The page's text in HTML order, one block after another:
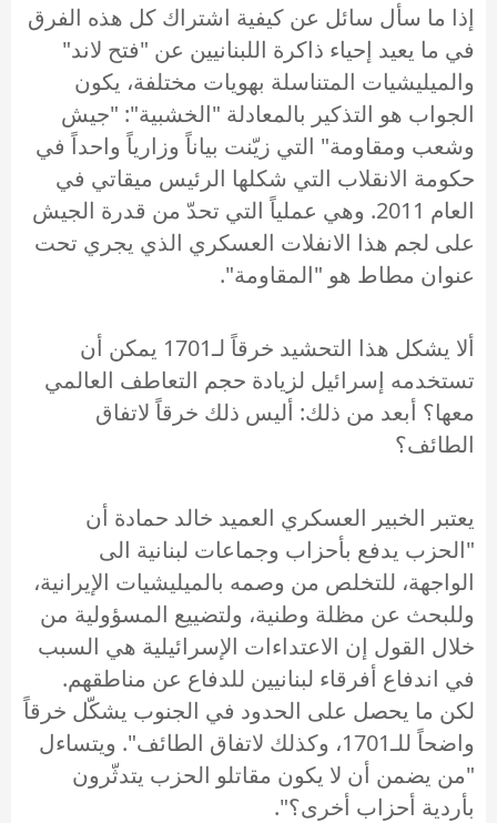
إذا ما سأل سائل عن كيفية اشتراك كل هذه الفرق
في ما يعيد إحياء ذاكرة اللبنانيين عن "فتح لاند"
والميليشيات المتناسلة بهويات مختلفة، يكون
الجواب هو التذكير بالمعادلة "الخشبية": "جيش
وشعب ومقاومة" التي زيّنت بياناً وزارياً واحداً في
حكومة الانقلاب التي شكلها الرئيس ميقاتي في
العام 2011. وهي عملياً التي تحدّ من قدرة الجيش
على لجم هذا الانفلات العسكري الذي يجري تحت
عنوان مطاط هو "المقاومة".
ألا يشكل هذا التحشيد خرقاً لـ1701 يمكن أن
تستخدمه إسرائيل لزيادة حجم التعاطف العالمي
معها؟ أبعد من ذلك: أليس ذلك خرقاً لاتفاق
الطائف؟
يعتبر الخبير العسكري العميد خالد حمادة أن
"الحزب يدفع بأحزاب وجماعات لبنانية الى
الواجهة، للتخلص من وصمه بالميليشيات الإيرانية،
وللبحث عن مظلة وطنية، ولتضييع المسؤولية من
خلال القول إن الاعتداءات الإسرائيلية هي السبب
في اندفاع أفرقاء لبنانيين للدفاع عن مناطقهم.
لكن ما يحصل على الحدود في الجنوب يشكّل خرقاً
واضحاً للـ1701، وكذلك لاتفاق الطائف". ويتساءل
"من يضمن أن لا يكون مقاتلو الحزب يتدثّرون
بأردية أحزاب أخرى؟".